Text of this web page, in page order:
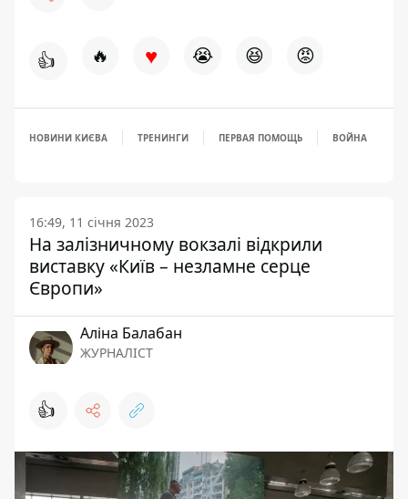
👍 🔥 ♥ 😭 😆 😡
НОВИНИ КИЄВА ТРЕНИНГИ ПЕРВАЯ ПОМОЩЬ ВОЙНА
16:49, 11 січня 2023
На залізничному вокзалі відкрили
виставку «Київ – незламне серце
Європи»
Аліна Балабан
ЖУРНАЛІСТ
👍